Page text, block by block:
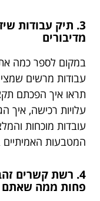
3. תיק עבודות
מדיבורים
במקום לספר כמה
עבודות מרשים
עלויות רכישה, איך
עובדות מוכחות
המטבעות
4. רשת קשרים
פחות ממה שאתם